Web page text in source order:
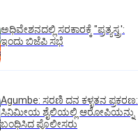
ಅಧಿವೇಶನದಲ್ಲಿ ಸರಕಾರಕ್ಕೆ "ಪ್ರತ್ಯಸ್ತ್ರ':
ಇಂದು ಬಿಜೆಪಿ ಸಭೆ
Agumbe: ಸರಣಿ ದನ ಕಳ್ಳತನ ಪ್ರಕರಣ:
ಸಿನಿಮೀಯ ಶೈಲಿಯಲ್ಲಿ ಆರೋಪಿಯನ್ನು
ಬಂಧಿಸಿದ ಪೊಲೀಸರು